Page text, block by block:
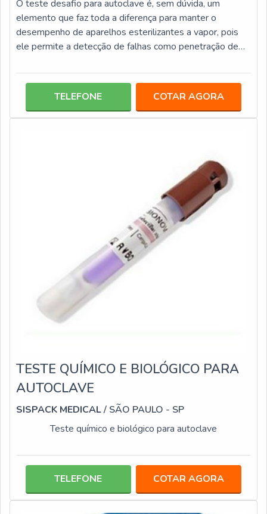
O teste desafio para autoclave é, sem dúvida, um
elemento que faz toda a diferença para manter o
desempenho de aparelhos esterilizantes a vapor, pois
ele permite a detecção de falhas como penetração de
afetam a qualidade e eficácia dos processos de
disponibilizados em diversas categorias pacotes com
leitura em 3h, 1h, 20 minutos e liberador de carga com
TELEFONE COTAR AGORA
TESTE QUÍMICO E BIOLÓGICO PARA
AUTOCLAVE
SISPACK MEDICAL/ SÃO PAULO - SP
Teste químico e biológico para autoclave
TELEFONE COTAR AGORA